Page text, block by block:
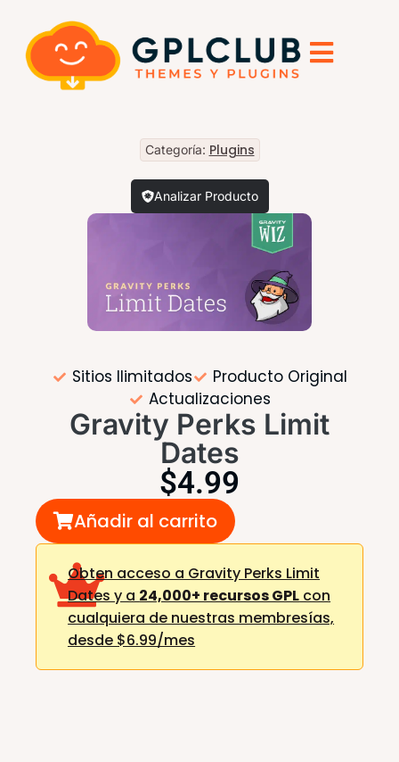
Categoría: Plugins
Analizar Producto
Sitios Ilimitados
Producto Original
Actualizaciones
Gravity Perks Limit
Dates
$4.99
Añadir al carrito
Obten acceso a Gravity Perks Limit
Dates y a 24,000+ recursos GPL con
cualquiera de nuestras membresías,
desde $6.99/mes